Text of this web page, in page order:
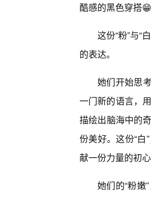
酷感的黑色穿搭😁
这份“粉”与“
的表达。
她们开始思
一门新的语言，
描绘出脑海中的
份美好。这份“
献一份力量的初心
她们的“粉嫩